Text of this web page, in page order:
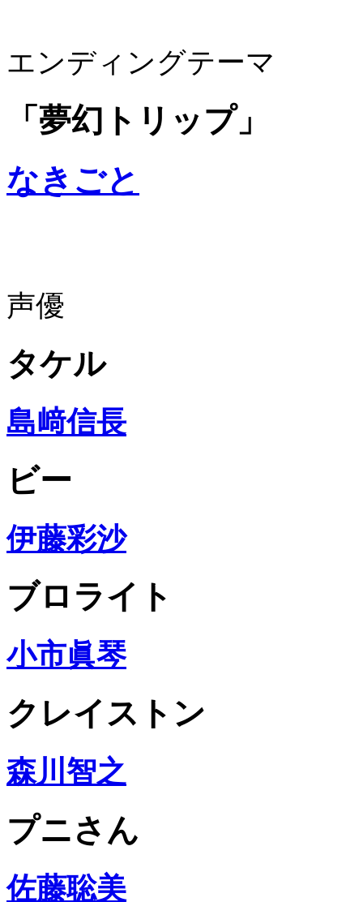
エンディングテーマ
「夢幻トリップ」
なきごと
声優
タケル
島﨑信長
ビー
伊藤彩沙
ブロライト
小市眞琴
クレイストン
森川智之
プニさん
佐藤聡美